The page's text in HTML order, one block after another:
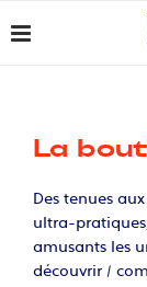
La
Des tenues
ultra-
amusants les
découvrir /